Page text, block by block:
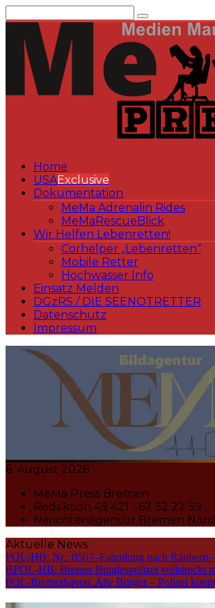
Inhalt
springen
Home
USAExclusive
Dokumentation
MeMa Adrenalin Rides
MeMaRescueBlick
Wir Helfen Lebenretten!
Corhelper „Lebenretten“
Mobile Retter
Hochwasser Info
Einsatz Melden
DGzRS / DIE SEENOTRETTER
Datenschutz
Impressum
MeMa Press
6. August 2026
MeMa Press Bremen
Redaktion 49 421 - 67 32 27 39
Narichtenagentur Bremen Nord
Aktuelle News
POL-HB: Nr.: 0507–Fahndung nach Räubern–
BPOL-HB: Bremer Bundespolizei vollstreckt
POL-Bremerhaven: Alte Bürger – Polizei